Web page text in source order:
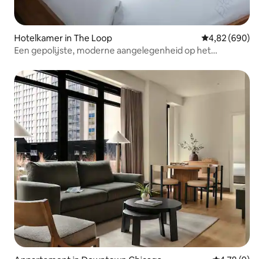
Hotelkamer in The Loop Gemiddelde
4,82 (690)
Een gepolijste, moderne aangelegenheid op het